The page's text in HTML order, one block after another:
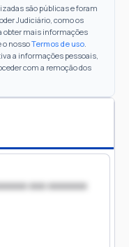
são públicas e foram
Judiciário, como os
obter mais informações
o nossoTermos de uso.
a informações pessoais,
com a remoção dos
xxx xxxxxxx